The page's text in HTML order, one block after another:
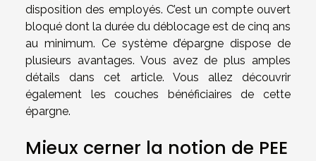
disposition des employés. C’est un compte ouvert
bloqué dont la durée du déblocage est de cinq ans
au minimum. Ce système d’épargne dispose de
plusieurs avantages. Vous avez de plus amples
détails dans cet article. Vous allez découvrir
également les couches bénéficiaires de cette
épargne.
Mieux cerner la notion de PEE